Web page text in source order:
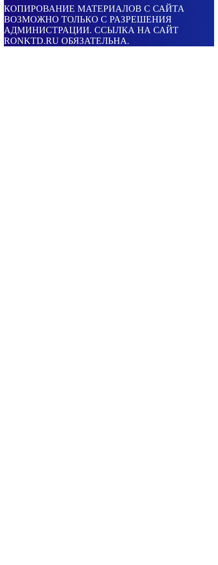
КОПИРОВАНИЕ МАТЕРИАЛОВ С САЙТА
ВОЗМОЖНО ТОЛЬКО С РАЗРЕШЕНИЯ
АДМИНИСТРАЦИИ. ССЫЛКА НА САЙТ
RONKTD.RU ОБЯЗАТЕЛЬНА.